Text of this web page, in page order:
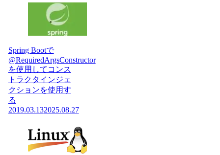
Spring Bootで
@RequiredArgsConstructor
を使用してコンス
トラクタインジェ
クションを使用す
る
2019.03.132025.08.27